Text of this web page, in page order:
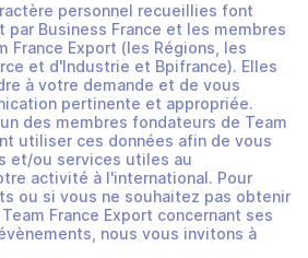
personnel recueillies font
Business France et les membres
France Export (les Régions, les
et d'Industrie et Bpifrance). Elles
à votre demande et de vous
pertinente et appropriée.
des membres fondateurs de Team
utiliser ces données afin de vous
et/ou services utiles au
activité à l'international. Pour
ou si vous ne souhaitez pas obtenir
France Export concernant ses
nous vous invitons à